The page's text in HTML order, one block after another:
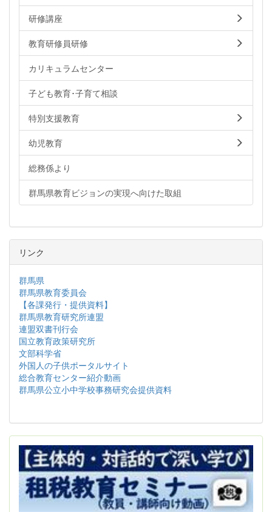
研修講座
教育研修員研修
カリキュラムセンター
子ども教育･子育て相談
特別支援教育
幼児教育
総務係より
群馬県教育ビジョンの実現へ向けた取組
リンク
群馬県
群馬県教育委員会
【各課発行・提供資料】
群馬県教育研究所連盟
連盟双書刊行会
国立教育政策研究所
文部科学省
外国人の子供ポータルサイト
総合教育センター紹介動画
群馬県公立小中学校事務研究会提供資料